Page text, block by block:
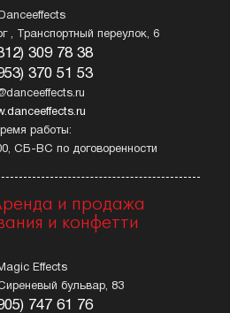
Danceeffects
, Транспортный переулок, 6
309 78 38
370 51 53
работы:
СБ-ВС по договоренности
и продажа
и конфетти
Effects
бульвар, 83
747 61 76